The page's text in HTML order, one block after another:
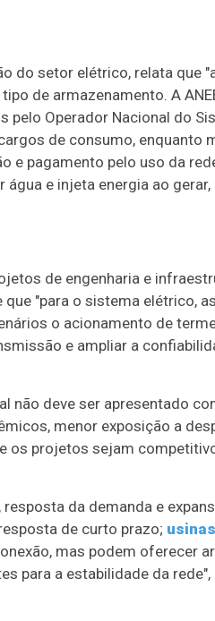
do setor elétrico, relata que
de armazenamento. A
Operador Nacional do
de consumo, enquanto
e pagamento pelo uso da
e injeta energia ao gerar,
de engenharia e
"para o sistema elétrico,
o acionamento de
e ampliar a
não deve ser apresentado
menor exposição a
os projetos sejam
da demanda e
de curto prazo;
mas podem oferecer
para a estabilidade da